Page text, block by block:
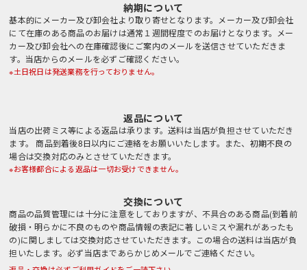
納期について
基本的にメーカー及び卸会社より取り寄せとなります。メーカー及び卸会社
にて在庫のある商品のお届けは通常１週間程度でのお届けとなります。メー
カー及び卸会社への在庫確認後にご案内のメールを送信させていただきま
す。当店からのメールを必ずご確認ください。
※土日祝日は発送業務を行っておりません。
返品について
当店の出荷ミス等による返品は承ります。送料は当店が負担させていただき
ます。 商品到着後8日以内にご連絡をお願いいたします。また、初期不良の
場合は交換対応のみとさせていただきます。
※お客様都合による返品は一切お受けできません。
交換について
商品の品質管理には十分に注意をしておりますが、不具合のある商品(到着前
破損・明らかに不良のものや商品情報の表記に著しいミスや漏れがあったも
の)に関しましては交換対応させていただきます。この場合の送料は当店が負
担いたします。必ず当店まであらかじめメールでご連絡ください。